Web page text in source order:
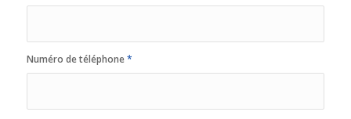
Numéro de téléphone*